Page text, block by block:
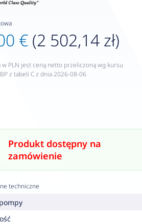
€ (2 502,14 zł)
w PLN jest ceną netto przeliczoną wg kursu
z tabeli C z dnia 2026-08-06
Produkt dostępny na
zamówienie
techniczne